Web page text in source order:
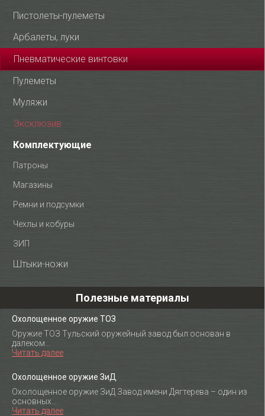
Пистолеты-пулеметы
Арбалеты, луки
Пневматические винтовки
Пулеметы
Муляжи
Эксклюзив
Комплектующие
Патроны
Магазины
Ремни и подсумки
Чехлы и кобуры
ЗИП
Штыки-ножи
Полезные материалы
Охолощенное оружие ТОЗ
Оружие ТОЗ Тульский оружейный завод был основан в
далеком…
Читать далее
Охолощенное оружие ЗиД
Охолощенное оружие ЗиД Завод имени Дягтерева – один из
основных…
Читать далее